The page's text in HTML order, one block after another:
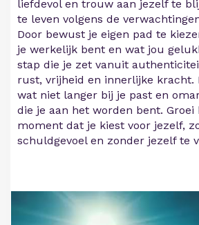
liefdevol en trouw aan jezelf te
te leven volgens de
Door bewust je eigen pad te
je werkelijk bent en wat jou
stap die je zet vanuit
rust, vrijheid en innerlijke kracht.
wat niet langer bij je past en
die je aan het worden bent. Groei
moment dat je kiest voor jezelf,
schuldgevoel en zonder jezelf te